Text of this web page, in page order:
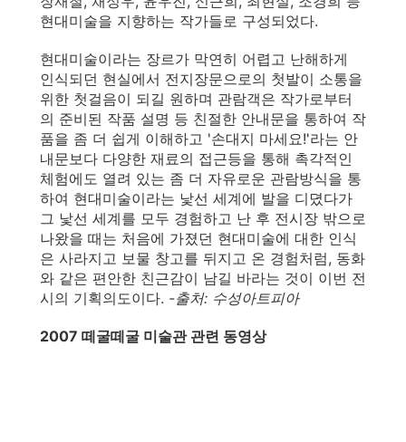
현대미술을 지향하는 작가들로 구성되었다.
현대미술이라는 장르가 막연히 어렵고 난해하게
인식되던 현실에서 전지장문으로의 첫발이 소통을
위한 첫걸음이 되길 원하며 관람객은 작가로부터
의 준비된 작품 설명 등 친절한 안내문을 통하여 작
품을 좀 더 쉽게 이해하고 '손대지 마세요!'라는 안
내문보다 다양한 재료의 접근등을 통해 촉각적인
체험에도 열려 있는 좀 더 자유로운 관람방식을 통
하여 현대미술이라는 낯선 세계에 발을 디뎠다가
그 낯선 세계를 모두 경험하고 난 후 전시장 밖으로
나왔을 때는 처음에 가졌던 현대미술에 대한 인식
은 사라지고 보물 창고를 뒤지고 온 경험처럼, 동화
와 같은 편안한 친근감이 남길 바라는 것이 이번 전
시의 기획의도이다. -출처: 수성아트피아
2007 떼굴떼굴 미술관 관련 동영상